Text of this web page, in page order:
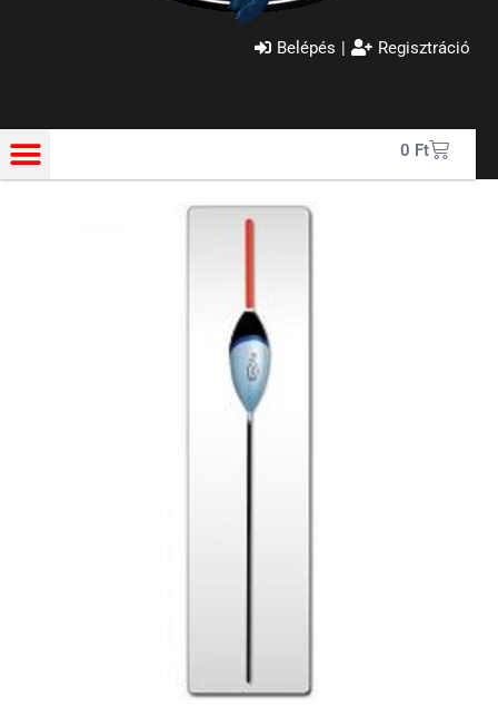
Belépés | Regisztráció
0 Ft